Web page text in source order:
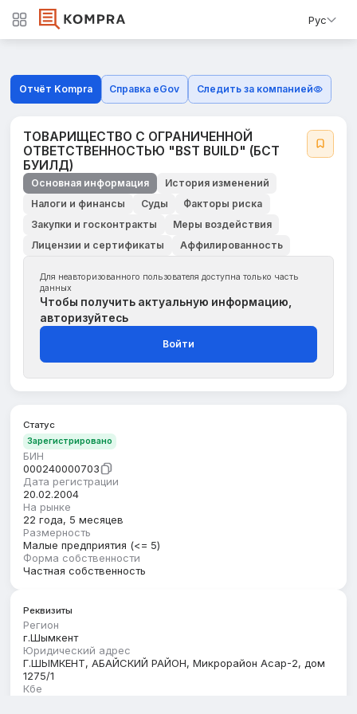
Рус
Отчёт Kompra Справка eGov Следить за компанией
ТОВАРИЩЕСТВО С ОГРАНИЧЕННОЙ
ОТВЕТСТВЕННОСТЬЮ "BST BUILD" (БСТ
БУИЛД)
Основная информация
История изменений
Налоги и финансы
Суды
Факторы риска
Закупки и госконтракты
Меры воздействия
Лицензии и сертификаты
Аффилированность
Для неавторизованного пользователя доступна только часть
данных
Чтобы получить актуальную информацию,
авторизуйтесь
Войти
Статус
Зарегистрировано
БИН
000240000703
Дата регистрации
20.02.2004
На рынке
22 года, 5 месяцев
Размерность
Малые предприятия (<= 5)
Форма собственности
Частная собственность
Реквизиты
Регион
г.Шымкент
Юридический адрес
Г.ШЫМКЕНТ, АБАЙСКИЙ РАЙОН, Микрорайон Асар-2, дом
1275/1
Кбе